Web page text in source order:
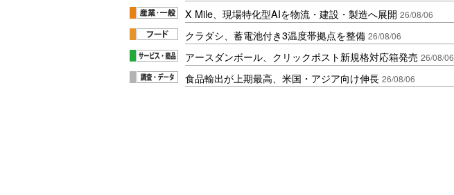
X Mile、現場特化型AIを物流・建設・製造へ展開 26/08/06
クラダシ、蓄電池付き3温度帯拠点を整備 26/08/06
アースダンボール、クリックポスト新規格対応箱発売 26/08/06
食品輸出が上期最高、米国・アジア向け伸長 26/08/06